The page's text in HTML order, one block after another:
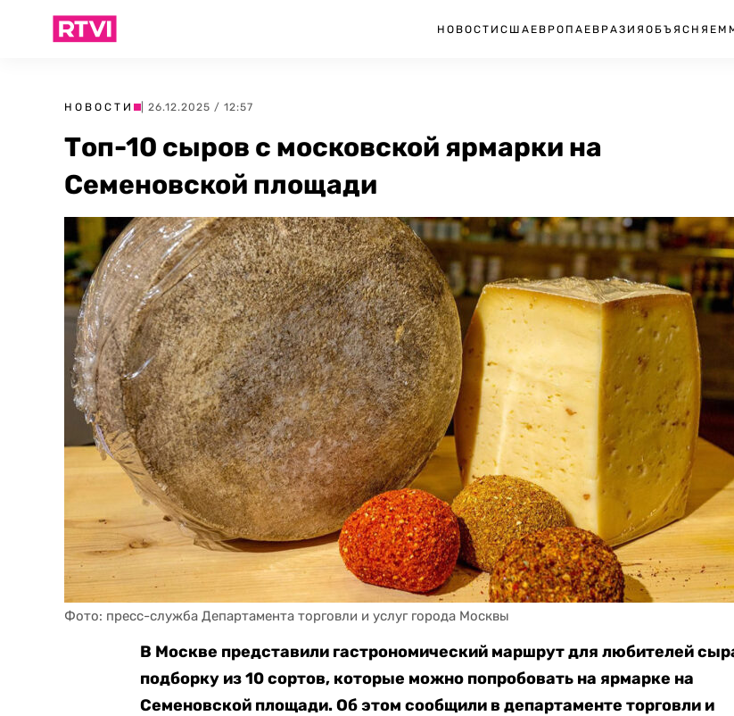
НОВОСТИ США ЕВРОПА ЕВРАЗИЯ ОБЪЯСНЯЕМ
НОВОСТИ | 26.12.2025 / 12:57
Топ-10 сыров с московской ярмарки на
Семеновской площади
Фото: пресс-служба Департамента торговли и услуг города Москвы
В Москве представили гастрономический маршрут для любителей
подборку из 10 сортов, которые можно попробовать на ярмарке на
Семеновской площади. Об этом сообщили в департаменте торговли и